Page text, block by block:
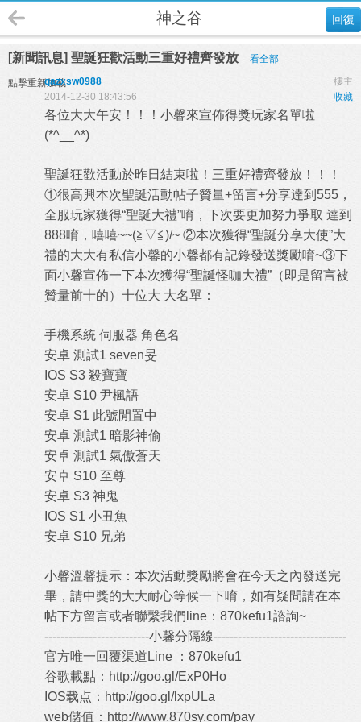
回復
神之谷
[新聞訊息] 聖誕狂歡活動三重好禮齊發放 看全部
點擊重新加載 樓主
qazxsw0988
收藏
2014-12-30 18:43:56
各位大大午安！！！小馨來宣佈得獎玩家名單啦
(*^__^*)
聖誕狂歡活動於昨日結束啦！三重好禮齊發放！！！
①很高興本次聖誕活動帖子贊量+留言+分享達到555，
全服玩家獲得“聖誕大禮”唷，下次要更加努力爭取 達到
888唷，嘻嘻~~(≧▽≦)/~ ②本次獲得“聖誕分享大使”大
禮的大大有私信小馨的小馨都有記錄發送獎勵唷~③下
面小馨宣佈一下本次獲得“聖誕怪咖大禮”（即是留言被
贊量前十的）十位大 大名單：
手機系統 伺服器 角色名
安卓 測試1 seven旻
IOS S3 殺寶寶
安卓 S10 尹楓語
安卓 S1 此號閒置中
安卓 測試1 暗影神偷
安卓 測試1 氣傲蒼天
安卓 S10 至尊
安卓 S3 神鬼
IOS S1 小丑魚
安卓 S10 兄弟
小馨溫馨提示：本次活動獎勵將會在今天之內發送完
畢，請中獎的大大耐心等候一下唷，如有疑問請在本
帖下方留言或者聯繫我們line：870kefu1諮詢~
--------------------------小馨分隔線---------------------------------
官方唯一回覆渠道Line ：870kefu1
谷歌載點： http://goo.gl/ExP0Ho
IOS载点： http://goo.gl/lxpULa
web儲值： http://www.870sy.com/pay